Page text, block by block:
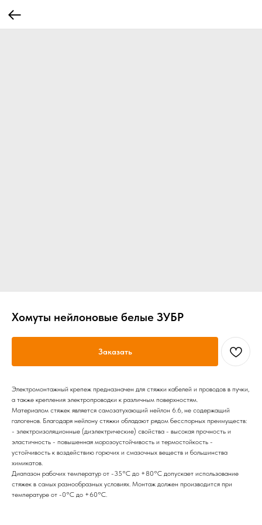
Хомуты нейлоновые белые ЗУБР
Заказать
Электромонтажный крепеж предназначен для стяжки кабелей и проводов в пучки,
а также крепления электропроводки к различным поверхностям.
Материалом стяжек является самозатухающий нейлон 6.6, не содержащий
галогенов. Благодаря нейлону стяжки обладают рядом бесспорных преимуществ:
- электроизоляционные (диэлектрические) свойства - высокая прочность и
эластичность - повышенная морозоустойчивость и термостойкость -
устойчивость к воздействию горючих и смазочных веществ и большинства
химикатов.
Диапазон рабочих температур от -35°С до +80°С допускает использование
стяжек в самых разнообразных условиях. Монтаж должен производится при
температуре от -0°С до +60°С.